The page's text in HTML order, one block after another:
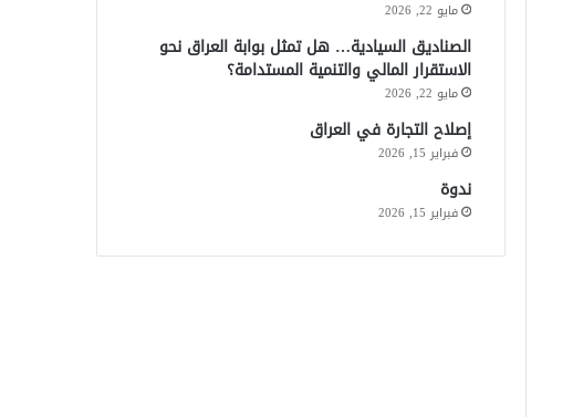
مايو 22, 2026
الصناديق السيادية… هل تمثل بوابة العراق نحو
الاستقرار المالي والتنمية المستدامة؟
مايو 22, 2026
إصلاح التجارة في العراق
فبراير 15, 2026
ندوة
فبراير 15, 2026